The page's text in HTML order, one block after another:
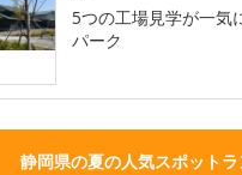
5つの工場見学が一気
パーク
静岡県の夏の人気スポット